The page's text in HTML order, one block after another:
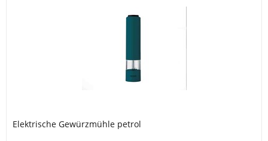
Elektrische Gewürzmühle petrol